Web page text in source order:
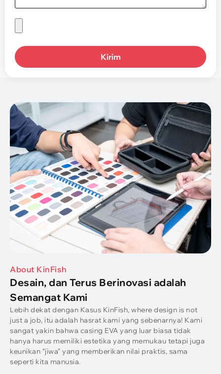
Kirim
About KinFish
Desain, dan Terus Berinovasi adalah
Semangat Kami
Lebih dekat dengan Kasus KinFish, where design is not
just a job, itu adalah hasrat kami yang sebenarnya! Kami
sangat yakin bahwa casing EVA yang luar biasa tidak
hanya harus memiliki estetika yang memukau tetapi juga
keunikan “jiwa” yang memberikan nilai praktis, sama
seperti kita manusia.